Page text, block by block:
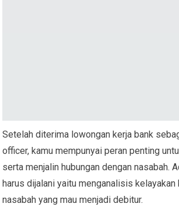
Setelah diterima lowongan kerja bank
officer, kamu mempunyai peran penting
serta menjalin hubungan dengan nasabah.
harus dijalani yaitu menganalisis kelayakan
nasabah yang mau menjadi debitur.